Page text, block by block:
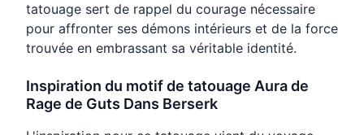
tatouage sert de rappel du courage nécessaire
pour affronter ses démons intérieurs et de la force
trouvée en embrassant sa véritable identité.
Inspiration du motif de tatouage Aura de
Rage de Guts Dans Berserk